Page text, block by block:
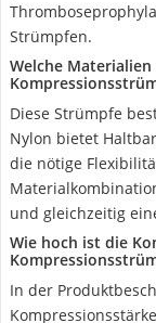
Strümpfen.
Welche
Diese Strümpfe
Nylon bietet
die nötige
und gleichzeitig
Wie hoch ist die
In der